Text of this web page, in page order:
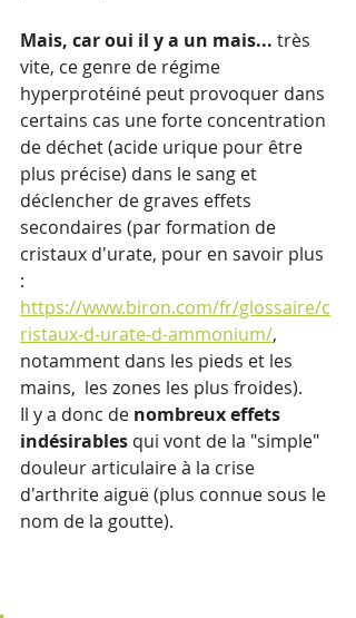
Mais, car oui il y a un mais... très
vite, ce genre de régime
hyperprotéiné peut provoquer dans
certains cas une forte concentration
de déchet (acide urique pour être
plus précise) dans le sang et
déclencher de graves effets
secondaires (par formation de
cristaux d'urate, pour en savoir plus
:
https://www.biron.com/fr/glossaire/c
ristaux-d-urate-d-ammonium/,
notamment dans les pieds et les
mains,  les zones les plus froides).
Il y a donc de nombreux effets
indésirables qui vont de la "simple"
douleur articulaire à la crise
d'arthrite aiguë (plus connue sous le
nom de la goutte).